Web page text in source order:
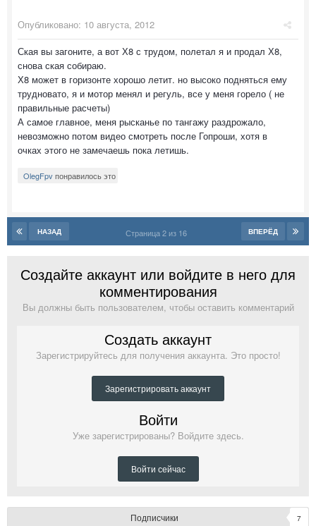
Опубликовано: 10 августа, 2012
Ская вы загоните, а вот Х8 с трудом, полетал я и продал Х8,
снова ская собираю.
Х8 может в горизонте хорошо летит. но высоко подняться ему
трудновато, я и мотор менял и регуль, все у меня горело ( не
правильные расчеты)
А самое главное, меня рысканье по тангажу раздрожало,
невозможно потом видео смотреть после Гопроши, хотя в
очках этого не замечаешь пока летишь.
OlegFpvпонравилось это
НАЗАД ВПЕРЁД
Страница 2 из 16
Создайте аккаунт или войдите в него для
комментирования
Вы должны быть пользователем, чтобы оставить комментарий
Создать аккаунт
Зарегистрируйтесь для получения аккаунта. Это просто!
Зарегистрировать аккаунт
Войти
Уже зарегистрированы? Войдите здесь.
Войти сейчас
Подписчики 7